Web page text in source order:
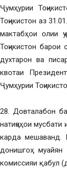
Ҷумҳурии
Тоҷикистон аз
мактабҳои олии
Тоҷикистон
духтарон ва
квотаи
Ҷумҳурии
28. Довталабон
натиҷаҳои мусбати
карда мешаванд.
донишгоҳ
комиссияи қабул